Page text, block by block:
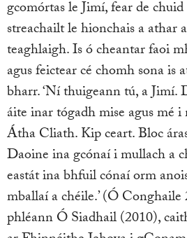
gcomórtas le Jimí, fear de
streachailt le hionchais a athar
teaghlaigh. Is ó cheantar faoi
agus feictear cé chomh sona is
bharr. ‘Ní thuigeann tú, a Jimí.
áite inar tógadh mise agus mé
Átha Cliath. Kip ceart. Bloc
Daoine ina gcónaí i mullach a
eastát ina bhfuil cónaí orm
mballaí a chéile.’ (Ó
phléann Ó Siadhail (2010),